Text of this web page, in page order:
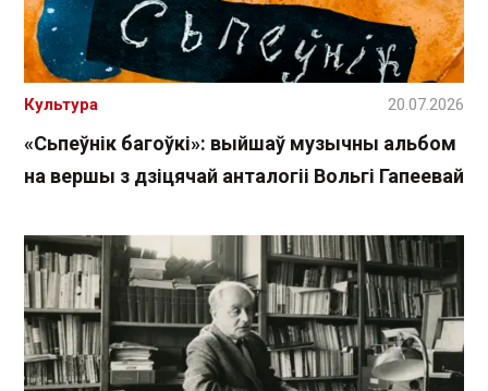
«Сьпеўнік багоўкі»: выйшаў музычны альбом
на вершы з дзіцячай анталогіі Вольгі Гапеевай
Культура 20.07.2026